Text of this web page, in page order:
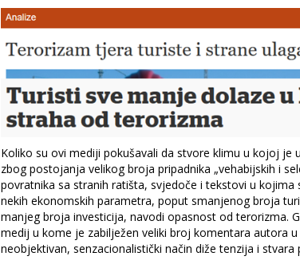
Koliko su ovi mediji pokušavali da stvore klimu u kojoj je
zbog postojanja velikog broja pripadnika „vehabijskih i
povratnika sa stranih ratišta, svjedoče i tekstovi u kojima
nekih ekonomskih parametra, poput smanjenog broja
manjeg broja investicija, navodi opasnost od terorizma.
medij u kome je zabilježen veliki broj ko­mentara autora
neobjektivan, senzacionalistički način diže tenzija i stvara